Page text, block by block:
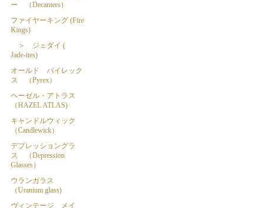
ー （Decanters）
ファイヤーキング (Fire
Kings)
＞ ジェダイ (
Jade-ites)
オールド パイレック
ス （Pyrex）
ヘーゼル・アトラス
（HAZEL ATLAS)
キャンドルウィック
（Candlewick）
デプレッショングラ
ス （Depression
Glasses）
ウランガラス
（Uranium glass)
ヴィンテージ メイ